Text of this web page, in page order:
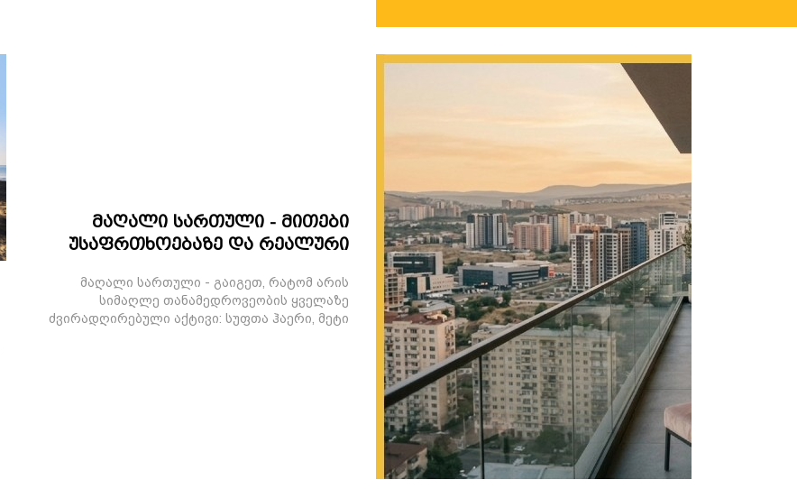
მაღალი სართული - მითები
უსაფრთხოებაზე და რეალური
მაღალი სართული - გაიგეთ, რატომ არის
სიმაღლე თანამედროვეობის ყველაზე
ძვირადღირებული აქტივი: სუფთა ჰაერი, მეტი